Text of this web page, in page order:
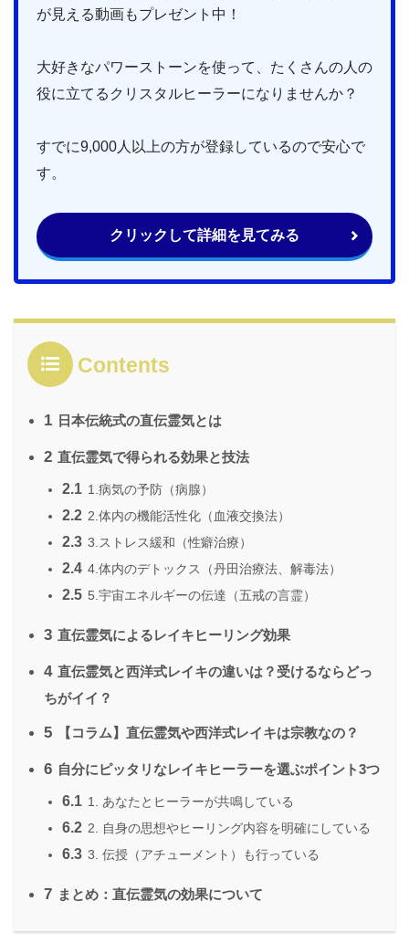
が見える動画もプレゼント中！
大好きなパワーストーンを使って、たくさんの人の
役に立てるクリスタルヒーラーになりませんか？
すでに9,000人以上の方が登録しているので安心で
す。
クリックして詳細を見てみる
Contents
1 日本伝統式の直伝霊気とは
2 直伝霊気で得られる効果と技法
2.1 1.病気の予防（病腺）
2.2 2.体内の機能活性化（血液交換法）
2.3 3.ストレス緩和（性癖治療）
2.4 4.体内のデトックス（丹田治療法、解毒法）
2.5 5.宇宙エネルギーの伝達（五戒の言霊）
3 直伝霊気によるレイキヒーリング効果
4 直伝霊気と西洋式レイキの違いは？受けるならどっ
ちがイイ？
5 【コラム】直伝霊気や西洋式レイキは宗教なの？
6 自分にピッタリなレイキヒーラーを選ぶポイント3つ
6.1 1. あなたとヒーラーが共鳴している
6.2 2. 自身の思想やヒーリング内容を明確にしている
6.3 3. 伝授（アチューメント）も行っている
7 まとめ：直伝霊気の効果について